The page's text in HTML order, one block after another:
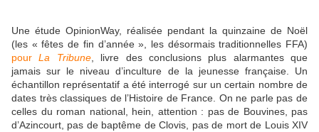
Une étude OpinionWay, réalisée pendant la quinzaine de Noël
(les « fêtes de fin d’année », les désormais traditionnelles FFA)
pourLa Tribune, livre des conclusions plus alarmantes que
jamais sur le niveau d’inculture de la jeunesse française. Un
échantillon représentatif a été interrogé sur un certain nombre de
dates très classiques de l’Histoire de France. On ne parle pas de
celles du roman national, hein, attention : pas de Bouvines, pas
d’Azincourt, pas de baptême de Clovis, pas de mort de Louis XIV